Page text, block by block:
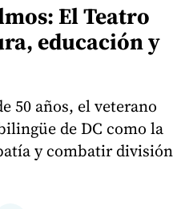
El Teatro
educación y
50 años, el veterano
de DC como la
y combatir división